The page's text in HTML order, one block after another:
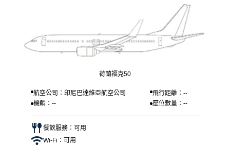
荷蘭福克50
航空公司：印尼巴達維亞航空公司
飛行距離：--
機齡：--
座位數量：--
餐飲服務：可用
Wi-Fi：可用